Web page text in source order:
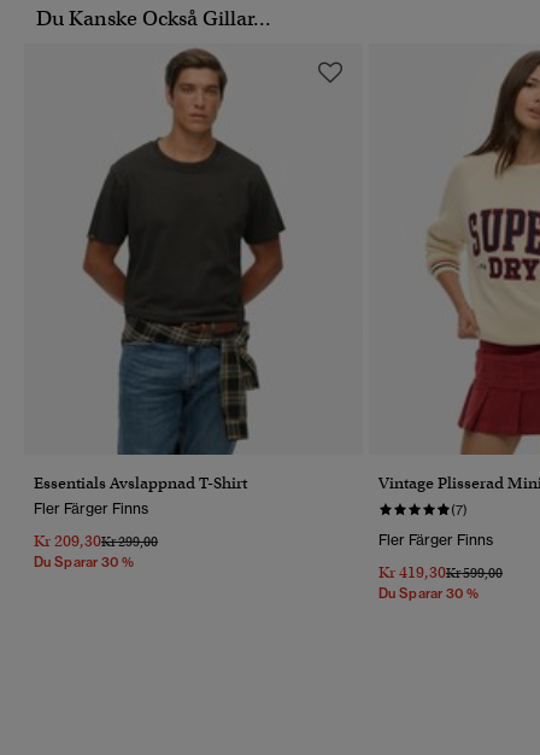
Du Kanske Också Gillar...
Essentials Avslappnad T-Shirt
Fler Färger Finns
Kr 209,30Pris Reducerat Från
Kr 299,00Till
Du Sparar 30 %
Vintage Plisserad
(7)
Fler Färger Finns
Kr 419,30Pris Reducerat
Kr 599,00Till
Du Sparar 30 %